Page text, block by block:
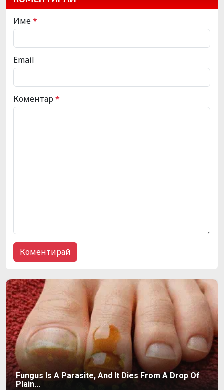
Име*
Email
Коментар*
Fungus Is A Parasite, And It Dies From A Drop Of
Plain...